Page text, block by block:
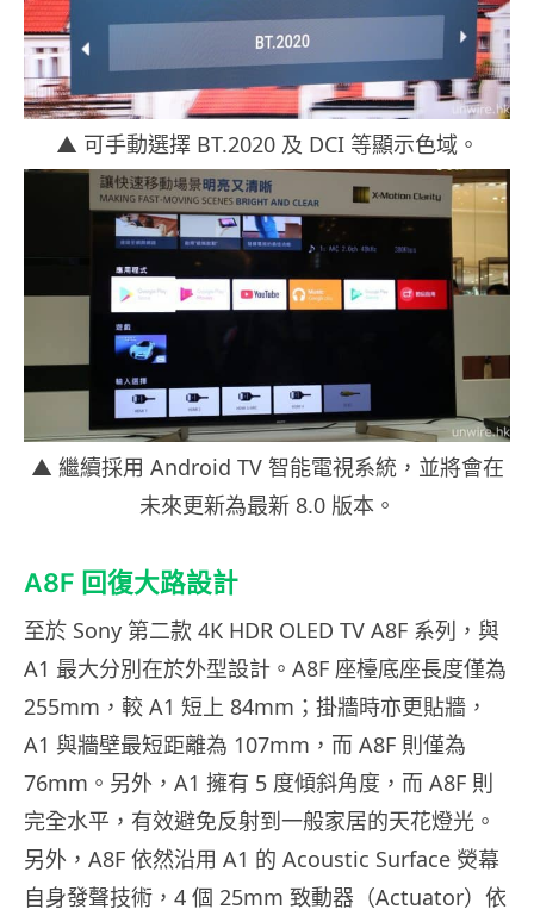
▲ 可手動選擇 BT.2020 及 DCI 等顯示色域。
▲ 繼續採用 Android TV 智能電視系統，並將會在
未來更新為最新 8.0 版本。
A8F 回復大路設計
至於 Sony 第二款 4K HDR OLED TV A8F 系列，與
A1 最大分別在於外型設計。A8F 座檯底座長度僅為
255mm，較 A1 短上 84mm；掛牆時亦更貼牆，
A1 與牆壁最短距離為 107mm，而 A8F 則僅為
76mm。另外，A1 擁有 5 度傾斜角度，而 A8F 則
完全水平，有效避免反射到一般家居的天花燈光。
另外，A8F 依然沿用 A1 的 Acoustic Surface 熒幕
自身發聲技術，4 個 25mm 致動器（Actuator）依